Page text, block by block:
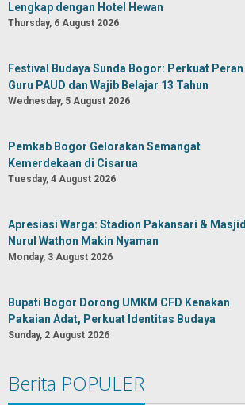
Lengkap dengan Hotel Hewan
Thursday, 6 August 2026
Festival Budaya Sunda Bogor: Perkuat Peran
Guru PAUD dan Wajib Belajar 13 Tahun
Wednesday, 5 August 2026
Pemkab Bogor Gelorakan Semangat
Kemerdekaan di Cisarua
Tuesday, 4 August 2026
Apresiasi Warga: Stadion Pakansari & Masjid
Nurul Wathon Makin Nyaman
Monday, 3 August 2026
Bupati Bogor Dorong UMKM CFD Kenakan
Pakaian Adat, Perkuat Identitas Budaya
Sunday, 2 August 2026
Berita POPULER